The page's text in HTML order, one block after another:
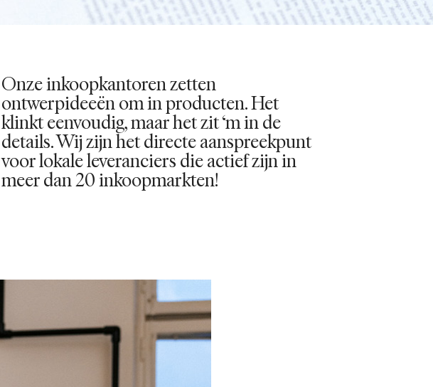
Onze inkoopkantoren zetten
ontwerpideeën om in producten. Het
klinkt eenvoudig, maar het zit ‘m in de
details. Wij zijn het directe aanspreekpunt
voor lokale leveranciers die actief zijn in
meer dan 20 inkoopmarkten!